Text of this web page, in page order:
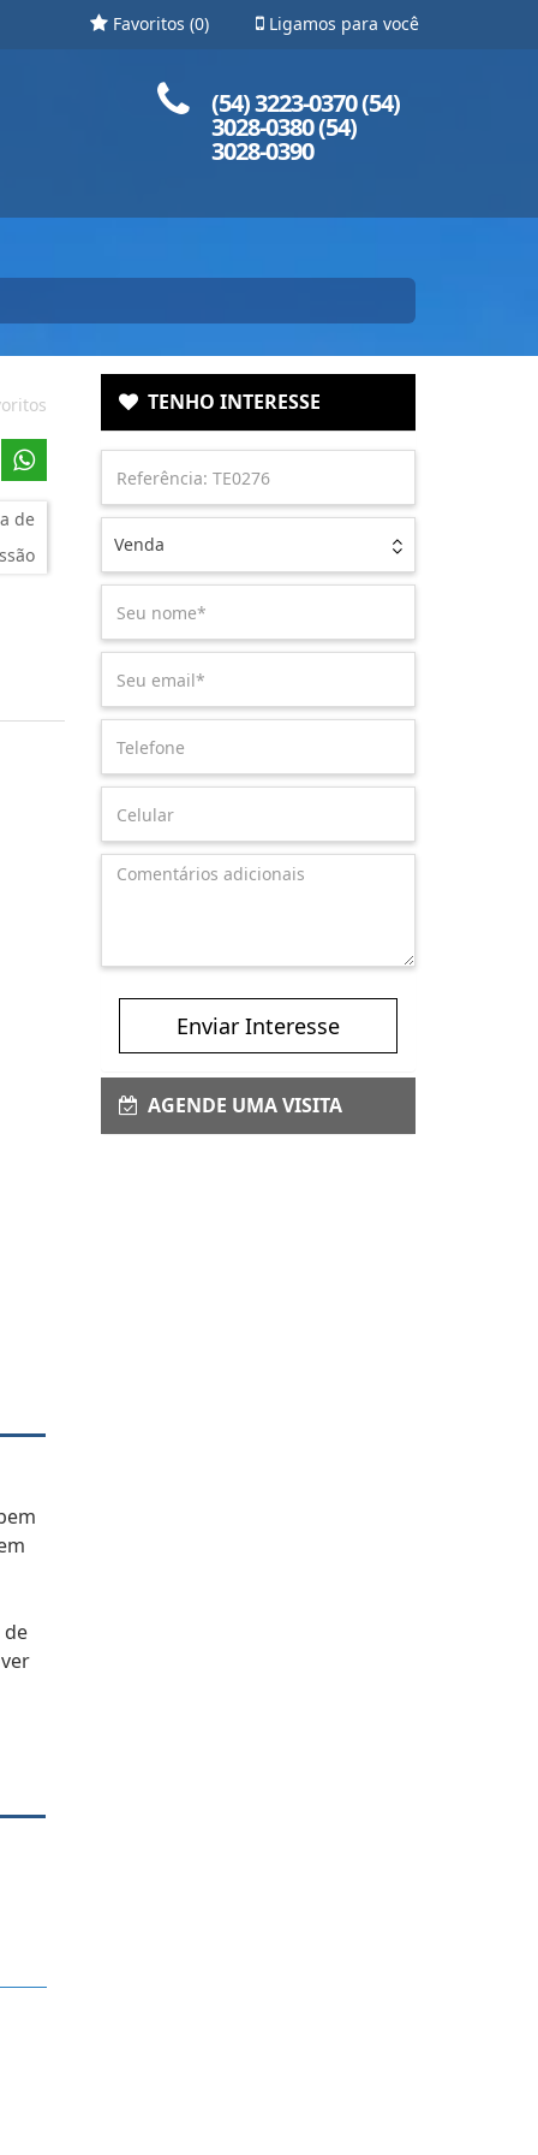
Ligamos para você
Favoritos (0)
(54) 3223-0370 (54)
3028-0380 (54)
3028-0390
de
de
TENHO INTERESSE
Venda
Enviar Interesse
AGENDE UMA VISITA